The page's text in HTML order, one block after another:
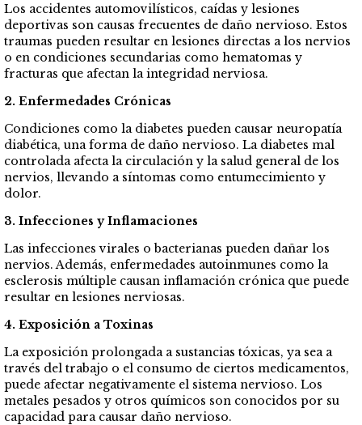
Los accidentes automovilísticos, caídas y lesiones
deportivas son causas frecuentes de daño nervioso. Estos
traumas pueden resultar en lesiones directas a los nervios
o en condiciones secundarias como hematomas y
fracturas que afectan la integridad nerviosa.
2. Enfermedades Crónicas
Condiciones como la diabetes pueden causar neuropatía
diabética, una forma de daño nervioso. La diabetes mal
controlada afecta la circulación y la salud general de los
nervios, llevando a síntomas como entumecimiento y
dolor.
3. Infecciones y Inflamaciones
Las infecciones virales o bacterianas pueden dañar los
nervios. Además, enfermedades autoinmunes como la
esclerosis múltiple causan inflamación crónica que puede
resultar en lesiones nerviosas.
4. Exposición a Toxinas
La exposición prolongada a sustancias tóxicas, ya sea a
través del trabajo o el consumo de ciertos medicamentos,
puede afectar negativamente el sistema nervioso. Los
metales pesados y otros químicos son conocidos por su
capacidad para causar daño nervioso.